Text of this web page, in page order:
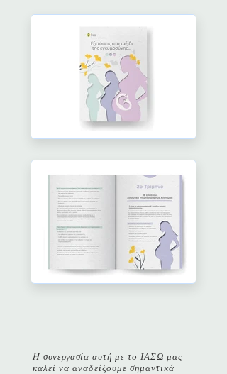
Hσυνεργασία αυτή με το ΙΑΣΩ μας
καλεί να αναδείξουμε σημαντικά